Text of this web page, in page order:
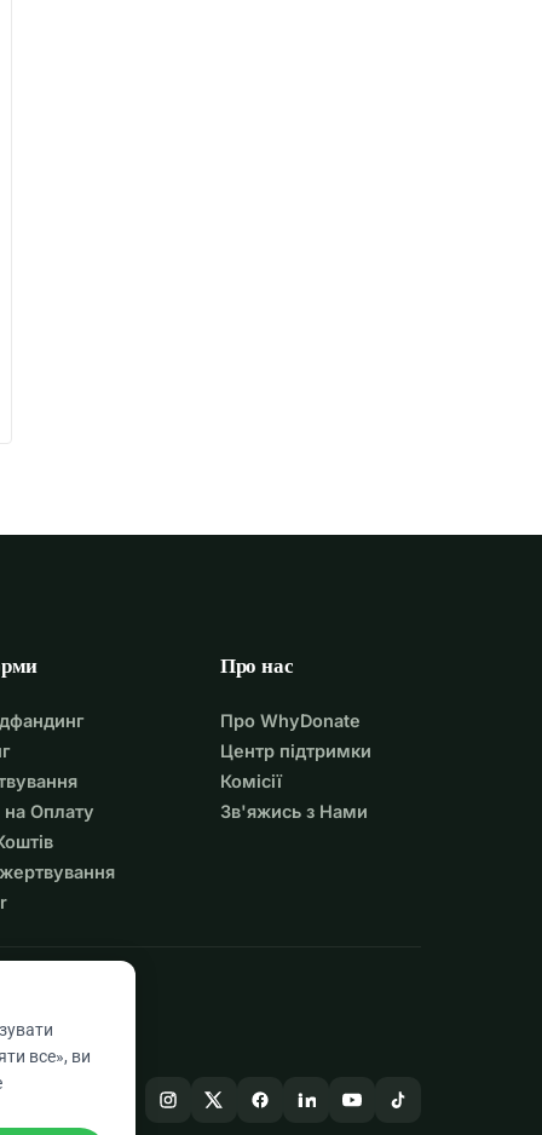
на Оплату
Про нас
Про WhyDonate
Центр підтримки
Комісії
Зв'яжись з Нами
все», ви